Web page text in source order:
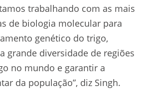
trabalhando com as mais
de biologia molecular para
genético do trigo,
grande diversidade de regiões
no mundo e garantir a
da população”, diz Singh.